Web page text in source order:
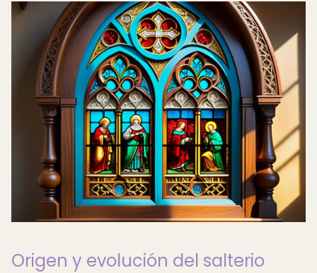
Origen y evolución del salterio